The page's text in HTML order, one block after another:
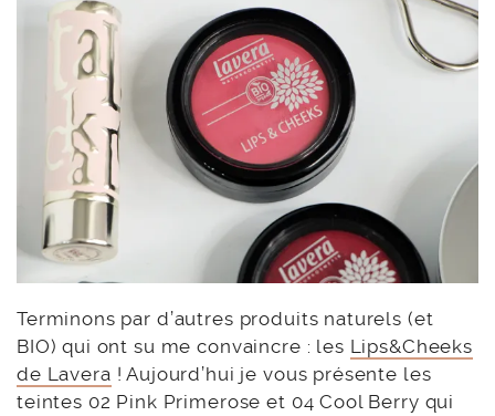
Terminons par d’autres produits naturels (et
BIO) qui ont su me convaincre : les Lips&Cheeks
de Lavera ! Aujourd’hui je vous présente les
teintes 02 Pink Primerose et 04 Cool Berry qui